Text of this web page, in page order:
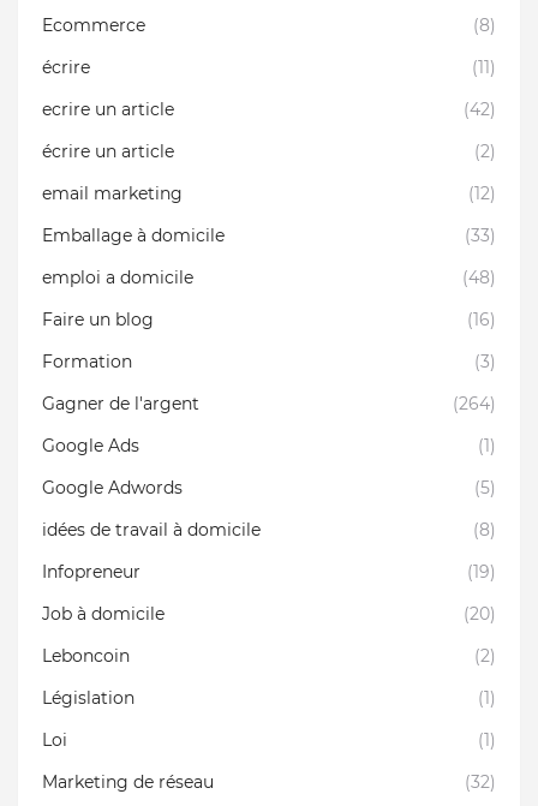
Ecommerce
(8)
écrire
(11)
ecrire un article
(42)
écrire un article
(2)
email marketing
(12)
Emballage à domicile
(33)
emploi a domicile
(48)
Faire un blog
(16)
Formation
(3)
Gagner de l'argent
(264)
Google Ads
(1)
Google Adwords
(5)
idées de travail à domicile
(8)
Infopreneur
(19)
Job à domicile
(20)
Leboncoin
(2)
Législation
(1)
Loi
(1)
Marketing de réseau
(32)